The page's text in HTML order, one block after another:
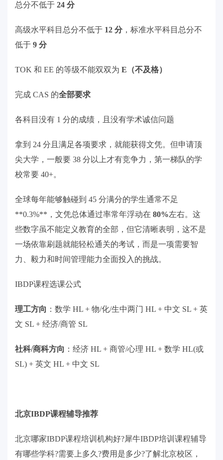
总分不低于 24 分
高级水平科目总分不低于 12 分，标准水平科目总分不
低于 9 分
TOK 和 EE 的等级不能双双为 E（不及格）
完成 CAS 的全部要求
各科目没有 1 分的成绩，且没有学术诚信问题
拿到 24 分且满足各项要求，就能获得文凭。但申请顶
尖大学，一般要 38 分以上才有竞争力，第一梯队的学
校常要 40+。
全球每年能够触碰到 45 分满分的学生通常不足
**0.3%**，文凭总体通过率常年浮动在 80%左右。这
些数字虽不能定义教育的全部，但它清晰表明，这不是
一场依靠刷题就能轻松通关的考试，而是一项需要智
力、毅力和时间管理能力全面投入的挑战。
IBDP课程选课公式
理工方向 ：数学 HL + 物/化/生中两门 HL + 中文 SL + 英
文 SL + 经济/商管 SL
社科/商科方向 ：经济 HL + 商管/心理 HL + 数学 HL(或
SL) + 英文 HL + 中文 SL
北京IBDP课程辅导推荐
北京哪家IBDP课程培训机构好?犀牛IBDP培训课程辅导
有哪些学科?需要上多久?费用是多少?了解北京校区，